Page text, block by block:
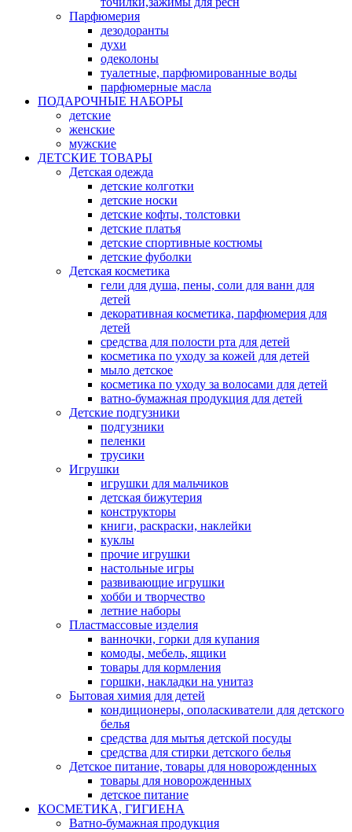
Парфюмерия
дезодоранты
духи
одеколоны
туалетные, парфюмированные воды
парфюмерные масла
ПОДАРОЧНЫЕ НАБОРЫ
детские
женские
мужские
ДЕТСКИЕ ТОВАРЫ
Детская одежда
детские колготки
детские носки
детские кофты, толстовки
детские платья
детские спортивные костюмы
детские фуболки
Детская косметика
гели для душа, пены, соли для ванн для
детей
декоративная косметика, парфюмерия для
детей
средства для полости рта для детей
косметика по уходу за кожей для детей
мыло детское
косметика по уходу за волосами для детей
ватно-бумажная продукция для детей
Детские подгузники
подгузники
пеленки
трусики
Игрушки
игрушки для мальчиков
детская бижутерия
конструкторы
книги, раскраски, наклейки
куклы
прочие игрушки
настольные игры
развивающие игрушки
хобби и творчество
летние наборы
Пластмассовые изделия
ванночки, горки для купания
комоды, мебель, ящики
товары для кормления
горшки, накладки на унитаз
Бытовая химия для детей
кондиционеры, ополаскиватели для детского
белья
средства для мытья детской посуды
средства для стирки детского белья
Детское питание, товары для новорожденных
товары для новорожденных
детское питание
КОСМЕТИКА, ГИГИЕНА
Ватно-бумажная продукция